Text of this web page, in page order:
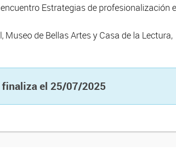
Estrategias de profesionalización
de Bellas Artes y Casa de la Lectura,
el 25/07/2025